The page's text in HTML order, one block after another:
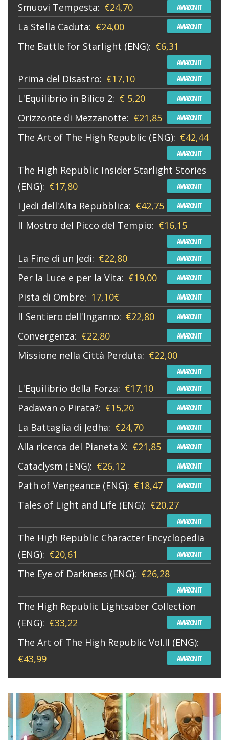
Smuovi Tempesta: €24,70 AMAZON IT
La Stella Caduta: €24,00 AMAZON IT
The Battle for Starlight (ENG): €6,31
AMAZON IT
Prima del Disastro: €17,10 AMAZON IT
L'Equilibrio in Bilico 2: € 5,20 AMAZON IT
Orizzonte di Mezzanotte: €21,85 AMAZON IT
The Art of The High Republic (ENG): €42,44
AMAZON IT
The High Republic Insider Starlight Stories
(ENG): €17,80 AMAZON IT
I Jedi dell'Alta Repubblica: €42,75 AMAZON IT
Il Mostro del Picco del Tempio: €16,15
AMAZON IT
La Fine di un Jedi: €22,80 AMAZON IT
Per la Luce e per la Vita: €19,00 AMAZON IT
Pista di Ombre: 17,10€ AMAZON IT
Il Sentiero dell'Inganno: €22,80 AMAZON IT
Convergenza: €22,80 AMAZON IT
Missione nella Città Perduta: €22,00
AMAZON IT
L'Equilibrio della Forza: €17,10 AMAZON IT
Padawan o Pirata?: €15,20 AMAZON IT
La Battaglia di Jedha: €24,70 AMAZON IT
Alla ricerca del Pianeta X: €21,85 AMAZON IT
Cataclysm (ENG): €26,12 AMAZON IT
Path of Vengeance (ENG): €18,47 AMAZON IT
Tales of Light and Life (ENG): €20,27
AMAZON IT
The High Republic Character Encyclopedia
(ENG): €20,61 AMAZON IT
The Eye of Darkness (ENG): €26,28
AMAZON IT
The High Republic Lightsaber Collection
(ENG): €33,22 AMAZON IT
The Art of The High Republic Vol.II (ENG):
€43,99
AMAZON IT